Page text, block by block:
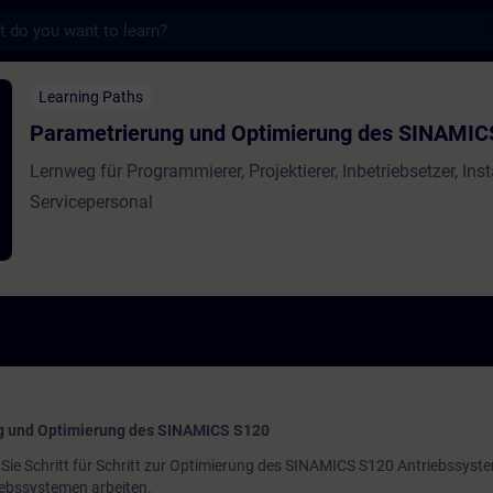
und Optimierung des SINAMICS
Learning Paths
Parametrierung und Optimierung des
Lernweg für Programmierer, Projektierer, Inbetriebsetzer,
Servicepersonal
Optimierung des SINAMICS S120
Schritt für Schritt zur Optimierung des SINAMICS S120
arbeiten.